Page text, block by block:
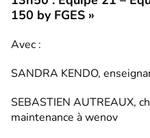
150 by FGES »
Avec :
SANDRA KENDO,
SEBASTIEN AUTREAUX,
maintenance à wenov